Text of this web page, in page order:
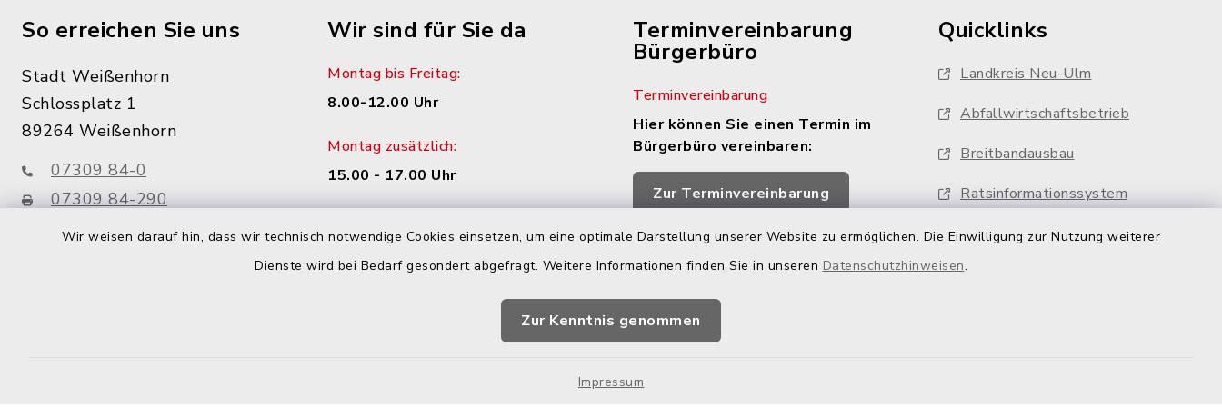
Wir weisen darauf hin, dass wir technisch notwendige Cookies einsetzen, um eine optimale Darstellung unserer Website zu ermöglichen. Die Einwilligung zur Nutzung weiterer
Dienste wird bei Bedarf gesondert abgefragt. Weitere Informationen finden Sie in unseren Datenschutzhinweisen.
Zur Kenntnis genommen
Impressum
So erreichen Sie uns
Stadt Weißenhorn
Schlossplatz 1
89264 Weißenhorn
07309 84-0
07309 84-290
info@weissenhorn.de
Wir sind für Sie da
Montag bis Freitag:
8.00-12.00 Uhr
Montag zusätzlich:
15.00 - 17.00 Uhr
14.00 - 17.30 Uhr
Terminvereinbarung
Bürgerbüro
Terminvereinbarung
Hier können Sie einen Termin im
Bürgerbüro vereinbaren:
Zur Terminvereinbarung
Quicklinks
Landkreis Neu-Ulm
Abfallwirtschaftsbetrieb
Breitbandausbau
Ratsinformationssystem
Feuerwehren
Whistleblower